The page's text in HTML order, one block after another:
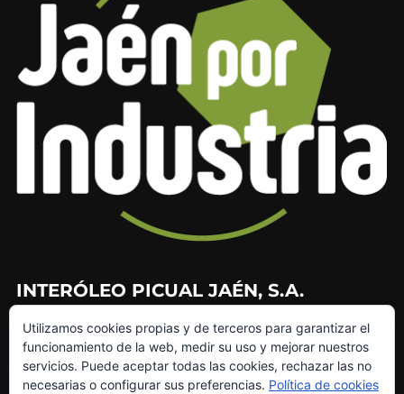
INTERÓLEO PICUAL JAÉN, S.A.
953 226 010
953 272 499
info@interoleo.com
Utilizamos cookies propias y de terceros para garantizar el
funcionamiento de la web, medir su uso y mejorar nuestros
servicios. Puede aceptar todas las cookies, rechazar las no
necesarias o configurar sus preferencias. Política de cookies